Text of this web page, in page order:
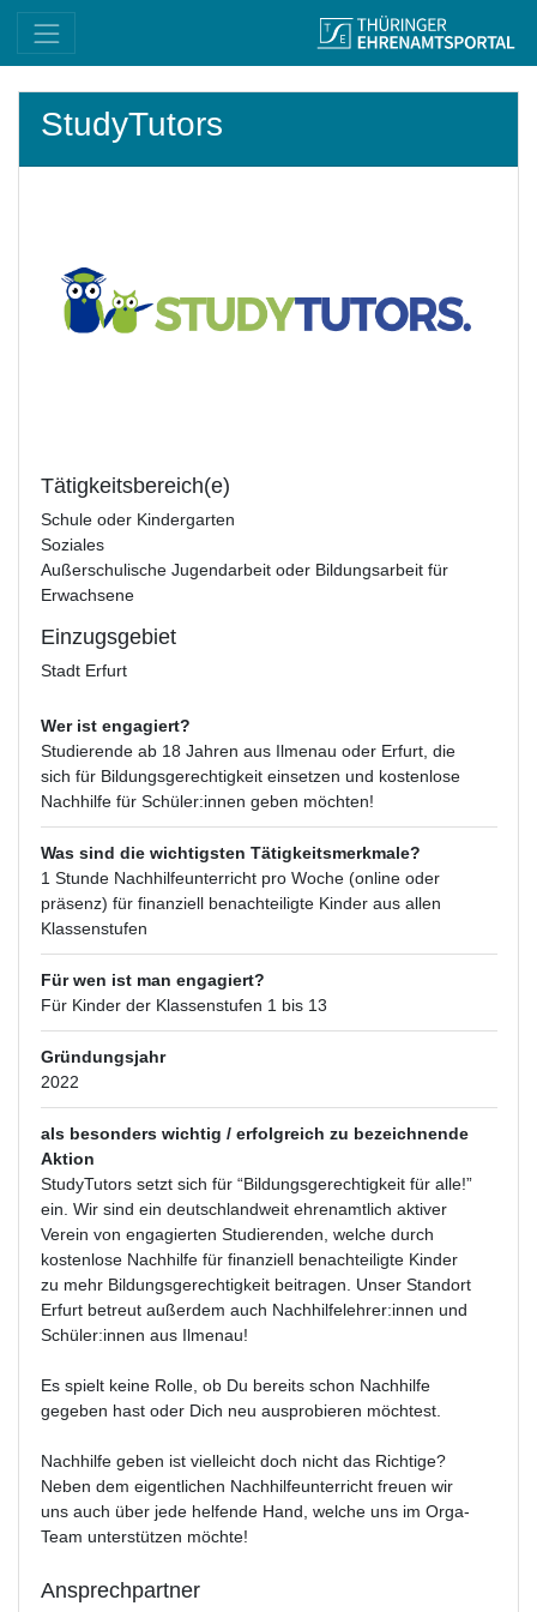
StudyTutors
Tätigkeitsbereich(e)
Schule oder Kindergarten
Soziales
Außerschulische Jugendarbeit oder Bildungsarbeit für
Erwachsene
Einzugsgebiet
Stadt Erfurt
Wer ist engagiert?
Studierende ab 18 Jahren aus Ilmenau oder Erfurt, die
sich für Bildungsgerechtigkeit einsetzen und kostenlose
Nachhilfe für Schüler:innen geben möchten!
Was sind die wichtigsten Tätigkeitsmerkmale?
1 Stunde Nachhilfeunterricht pro Woche (online oder
präsenz) für finanziell benachteiligte Kinder aus allen
Klassenstufen
Für wen ist man engagiert?
Für Kinder der Klassenstufen 1 bis 13
Gründungsjahr
2022
als besonders wichtig / erfolgreich zu bezeichnende
Aktion
StudyTutors setzt sich für “Bildungsgerechtigkeit für alle!”
ein. Wir sind ein deutschlandweit ehrenamtlich aktiver
Verein von engagierten Studierenden, welche durch
kostenlose Nachhilfe für finanziell benachteiligte Kinder
zu mehr Bildungsgerechtigkeit beitragen. Unser Standort
Erfurt betreut außerdem auch Nachhilfelehrer:innen und
Schüler:innen aus Ilmenau!
Es spielt keine Rolle, ob Du bereits schon Nachhilfe
gegeben hast oder Dich neu ausprobieren möchtest.
Nachhilfe geben ist vielleicht doch nicht das Richtige?
Neben dem eigentlichen Nachhilfeunterricht freuen wir
uns auch über jede helfende Hand, welche uns im Orga-
Team unterstützen möchte!
Ansprechpartner